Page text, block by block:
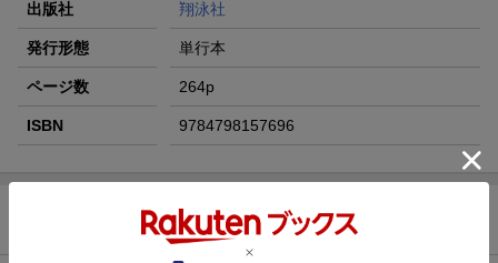
出版社 翔泳社
発行形態 単行本
ページ数 264p
ISBN 9784798157696